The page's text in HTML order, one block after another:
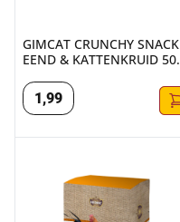
GIMCAT CRUNCHY SNACK
EEND & KATTENKRUID 50
1 ,99